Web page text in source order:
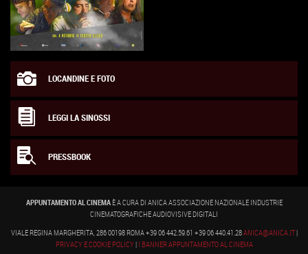
LOCANDINE E FOTO
LEGGI LA SINOSSI
PRESSBOOK
APPUNTAMENTO AL CINEMAÈ A CURA DI ANICA ASSOCIAZIONE NAZIONALE INDUSTRIE
CINEMATOGRAFICHE AUDIOVISIVE DIGITALI
VIALE REGINA MARGHERITA, 286 00198 ROMA +39 06 442.59.61 +39 06 440.41.28ANICA@ANICA.IT|
PRIVACY E COOKIE POLICY| I BANNER APPUNTAMENTO AL CINEMA